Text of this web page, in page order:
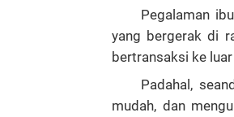
Pegalaman
yang bergerak di
bertransaksi ke
Padahal,
mudah, dan